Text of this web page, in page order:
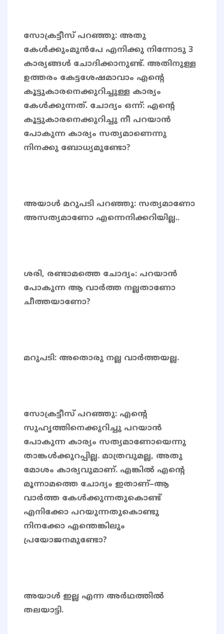
സോക്രട്ടീസ് പറഞ്ഞു: അതു
കേൾക്കുംമുൻപേ എനിക്കു നിന്നോടു 3
കാര്യങ്ങൾ ചോദിക്കാനുണ്ട്. അതിനുള്ള
ഉത്തരം കേട്ടശേഷമാവാം എന്റെ
കൂട്ടുകാരനെക്കുറിച്ചുള്ള കാര്യം
കേൾക്കുന്നത്. ചോദ്യം ഒന്ന്: എന്റെ
കൂട്ടുകാരനെക്കുറിച്ചു നീ പറയാൻ
പോകുന്ന കാര്യം സത്യമാണെന്നു
നിനക്കു ബോധ്യമുണ്ടോ?
അയാൾ മറുപടി പറഞ്ഞു: സത്യമാണോ
അസത്യമാണോ എന്നെനിക്കറിയില്ല..
ശരി, രണ്ടാമത്തെ ചോദ്യം: പറയാൻ
പോകുന്ന ആ വാർത്ത നല്ലതാണോ
ചീത്തയാണോ?
മറുപടി: അതൊരു നല്ല വാർത്തയല്ല.
സോക്രട്ടീസ് പറഞ്ഞു: എന്റെ
സുഹൃത്തിനെക്കുറിച്ചു പറയാൻ
പോകുന്ന കാര്യം സത്യമാണോയെന്നു
താങ്കൾക്കുറപ്പില്ല. മാത്രവുമല്ല, അതു
മോശം കാര്യവുമാണ്. എങ്കിൽ എന്റെ
മൂന്നാമത്തെ ചോദ്യം ഇതാണ്–ആ
വാർത്ത കേൾക്കുന്നതുകൊണ്ട്
എനിക്കോ പറയുന്നതുകൊണ്ടു
നിനക്കോ എന്തെങ്കിലും
പ്രയോജനമുണ്ടോ?
അയാൾ ഇല്ല എന്ന അർഥത്തിൽ
തലയാട്ടി.